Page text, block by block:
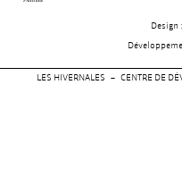
Design
LES HIVERNALES – CENTRE DE